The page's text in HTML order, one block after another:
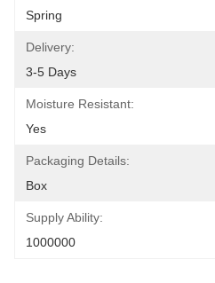
Spring
Delivery:
3-5 Days
Moisture Resistant:
Yes
Packaging Details:
Box
Supply Ability:
1000000